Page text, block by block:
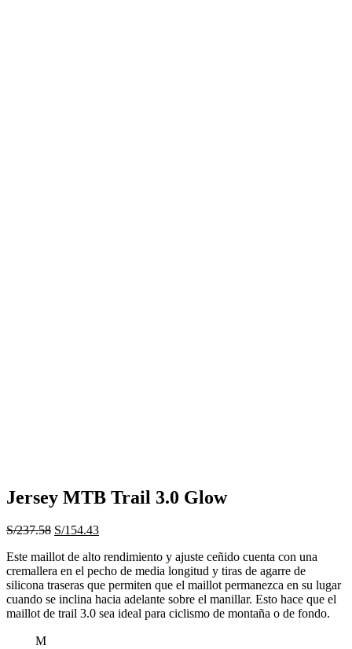
Jersey MTB Trail 3.0 Glow
S/237.58 El
original
era:
S/237.58.
S/154.43El
actual
es:
S/154.43.
Este maillot de alto rendimiento y ajuste ceñido cuenta con una
cremallera en el pecho de media longitud y tiras de agarre de
silicona traseras que permiten que el maillot permanezca en su lugar
cuando se inclina hacia adelante sobre el manillar. Esto hace que el
maillot de trail 3.0 sea ideal para ciclismo de montaña o de fondo.
M